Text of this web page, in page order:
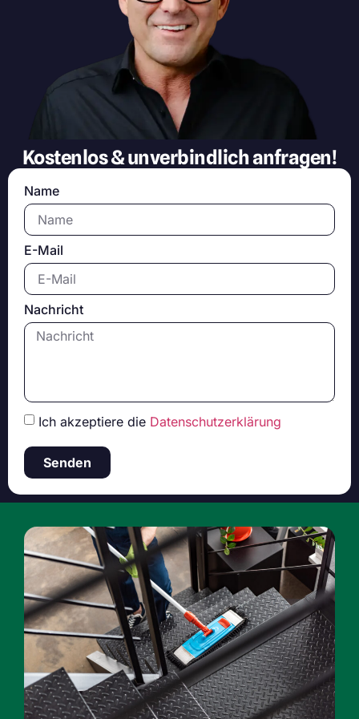
Kostenlos & unverbindlich anfragen!
Name
E-Mail
Nachricht
Ich akzeptiere die Datenschutzerklärung
Senden